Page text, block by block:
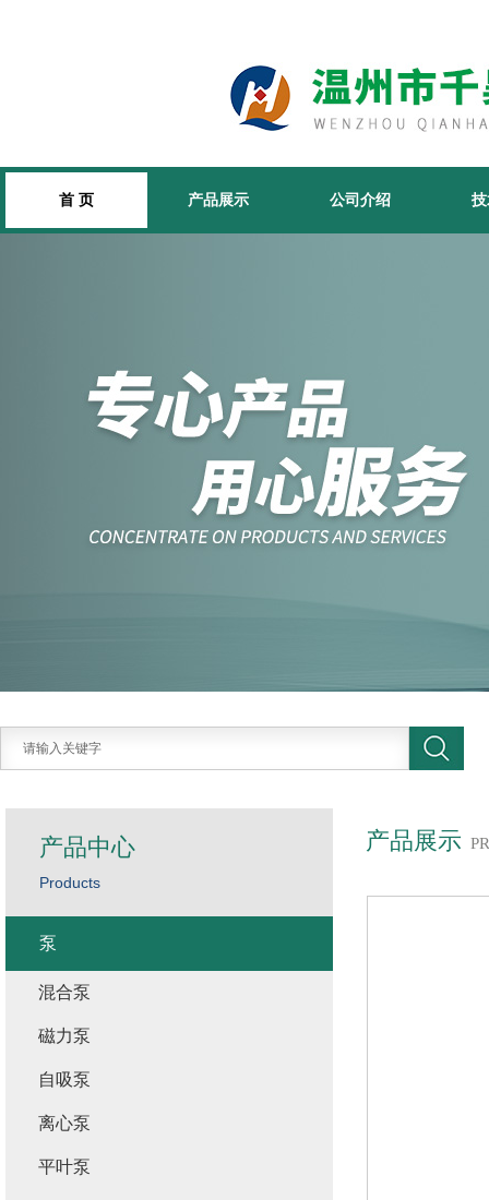
首 页 产品展示 公司介绍
产品展示
产品中心
Products
泵
混合泵
磁力泵
自吸泵
离心泵
平叶泵